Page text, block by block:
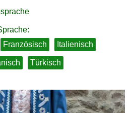
Französisch Italienisch
Türkisch